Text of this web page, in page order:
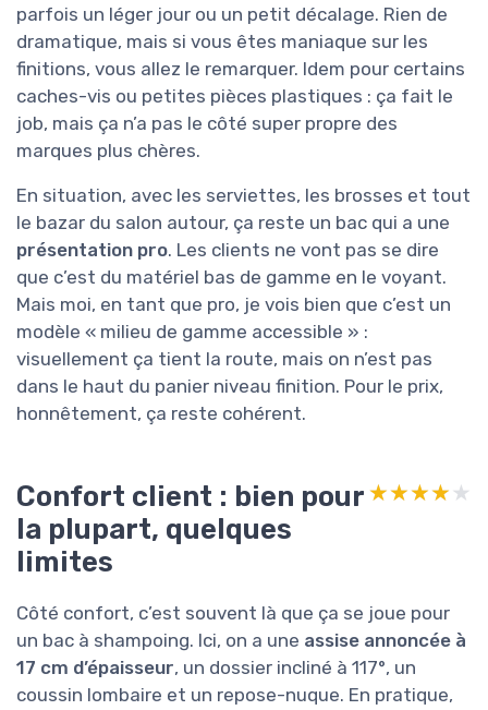
parfois un léger jour ou un petit décalage. Rien de
dramatique, mais si vous êtes maniaque sur les
finitions, vous allez le remarquer. Idem pour certains
caches-vis ou petites pièces plastiques : ça fait le
job, mais ça n’a pas le côté super propre des
marques plus chères.
En situation, avec les serviettes, les brosses et tout
le bazar du salon autour, ça reste un bac qui a une
présentation pro. Les clients ne vont pas se dire
que c’est du matériel bas de gamme en le voyant.
Mais moi, en tant que pro, je vois bien que c’est un
modèle « milieu de gamme accessible » :
visuellement ça tient la route, mais on n’est pas
dans le haut du panier niveau finition. Pour le prix,
honnêtement, ça reste cohérent.
Confort client : bien pour
la plupart, quelques
limites
★★★★★
★★★★★
Côté confort, c’est souvent là que ça se joue pour
un bac à shampoing. Ici, on a une assise annoncée à
17 cm d’épaisseur, un dossier incliné à 117°, un
coussin lombaire et un repose-nuque. En pratique,